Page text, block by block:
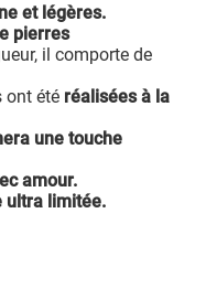
et légères.
pierres
il comporte de
ont été réalisées à la
une touche
amour.
ultra limitée.